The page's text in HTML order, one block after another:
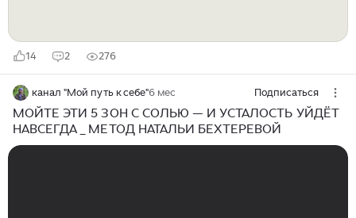
14 2 276
канал "Мой путь к себе"6 мес Подписаться
МОЙТЕ ЭТИ 5 ЗОН С СОЛЬЮ — И УСТАЛОСТЬ УЙДЁТ
НАВСЕГДА _ МЕТОД НАТАЛЬИ БЕХТЕРЕВОЙ